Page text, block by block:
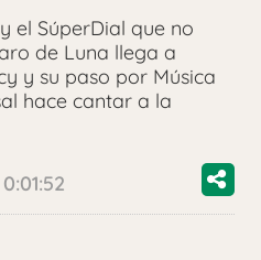
el SúperDial que no
de Luna llega a
y su paso por Música
hace cantar a la